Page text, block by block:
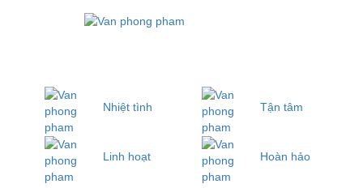
Nhiệt tình Tận tâm
Linh hoạt Hoàn hảo